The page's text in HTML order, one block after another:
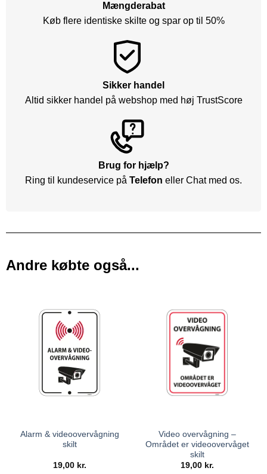
Mængderabat
Køb flere identiske skilte og spar op til 50%
Sikker handel
Altid sikker handel på webshop med høj TrustScore
Brug for hjælp?
Ring til kundeservice på Telefon eller Chat med os.
Andre købte også...
Alarm & videoovervågning
skilt
19,00 kr.
Video overvågning –
Området er videoovervåget
skilt
19,00 kr.